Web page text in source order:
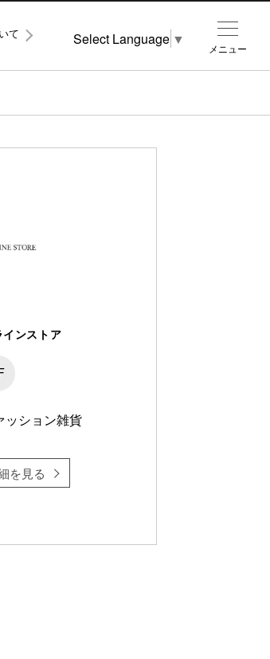
て
ンストア
ッション雑貨
を見る
メニュー
Select Language ▼